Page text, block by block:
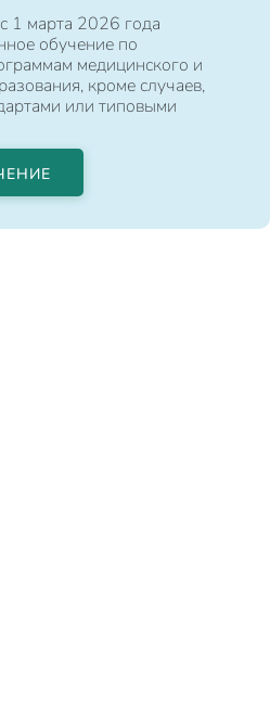
1 марта 2026 года
обучение по
медицинского и
кроме случаев,
или типовыми